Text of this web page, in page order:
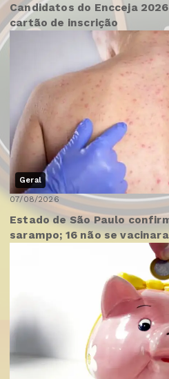
Candidatos do Encceja
cartão de inscrição
Geral
07/08/2026
Estado de São Paulo
sarampo; 16 não se